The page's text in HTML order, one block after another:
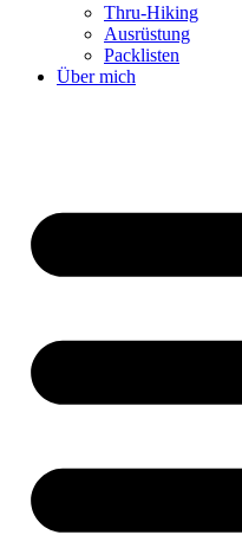
Thru-Hiking
Ausrüstung
Packlisten
Über mich